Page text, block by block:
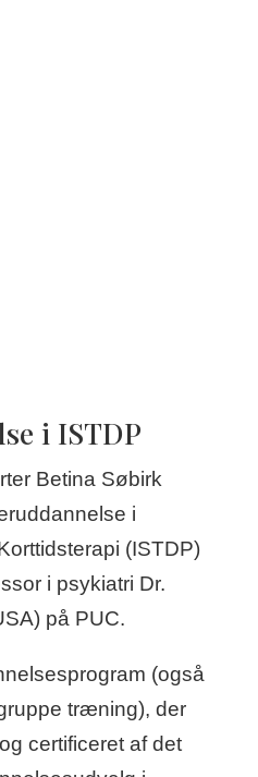
i ISTDP
Betina Søbirk
i
(ISTDP)
i psykiatri Dr.
på PUC.
(også
træning), der
certificeret af det